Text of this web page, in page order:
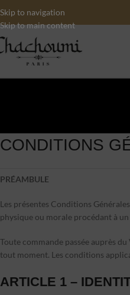
Skip to navigation
Skip to main content
CONDITIONS
PRÉAMBULE
Les présentes Conditions
physique ou morale procédant à
Toute commande passée auprès
tout moment. Les conditions
ARTICLE 1 –